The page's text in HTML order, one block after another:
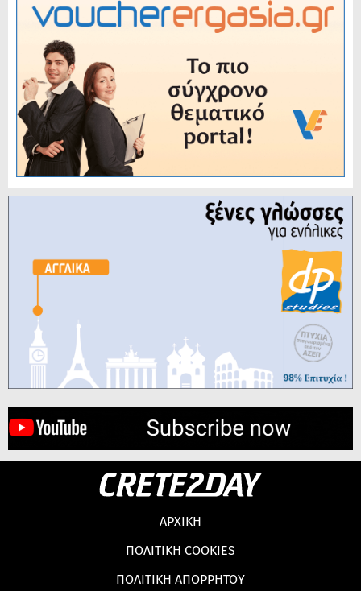
ΑΡΧΙΚΗ
ΠΟΛΙΤΙΚΗ COOKIES
ΠΟΛΙΤΙΚΗ ΑΠΟΡΡΗΤΟΥ